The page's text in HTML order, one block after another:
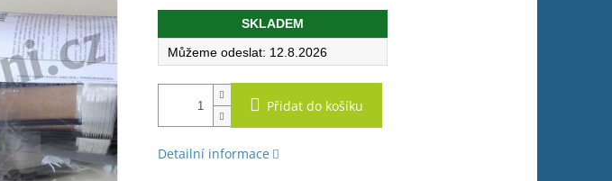
Měrná
SKLADEM
12.8.2026
Přidat do košíku
Detailní informace